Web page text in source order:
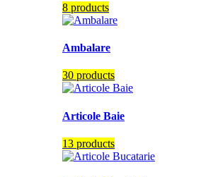
8 products
Ambalare
30 products
Articole Baie
13 products